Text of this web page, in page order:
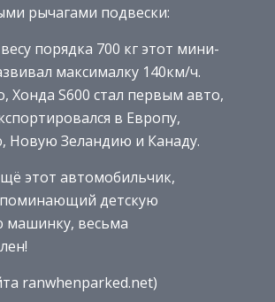
рычагами подвески:
порядка 700 кг этот мини-
максималку 140км/ч.
Хонда S600 стал первым авто,
в Европу,
Новую Зеландию и Канаду.
этот автомобильчик,
детскую
машинку, весьма
ranwhenparked.net)